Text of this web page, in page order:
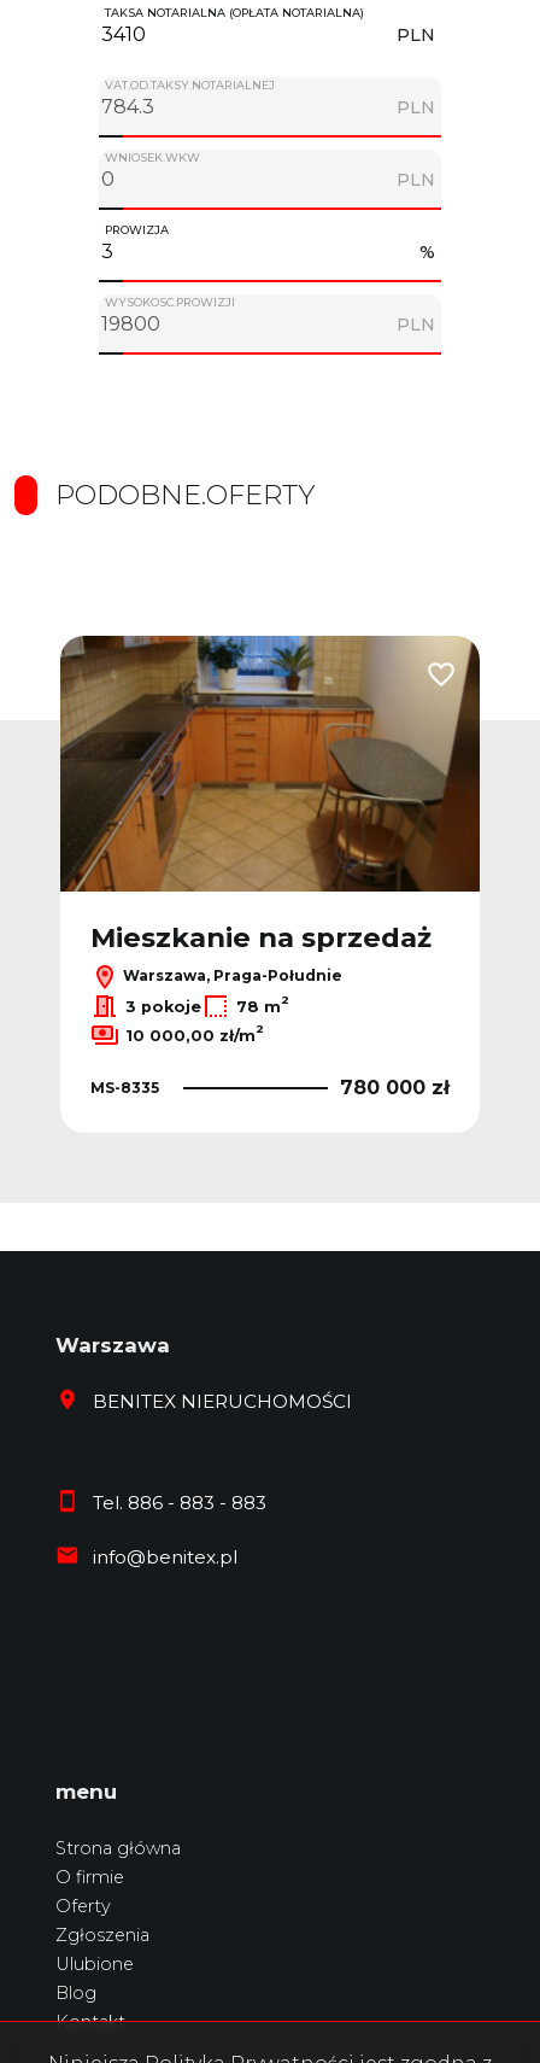
TAKSA NOTARIALNA (OPŁATA NOTARIALNA)
PLN
VAT.OD.TAKSY.NOTARIALNEJ
PLN
WNIOSEK.WKW
PLN
PROWIZJA
%
WYSOKOSC.PROWIZJI
PLN
PODOBNE.OFERTY
Dodaj do ulubionych Dodaj do
Mieszkanie na sprzedaż
Warszawa, Praga-Południe
3 pokoje
78 m2
10 000,00 zł/m2
MS-8335 780 000 zł
Warszawa
BENITEX NIERUCHOMOŚCI
Tel. 886 - 883 - 883
info@benitex.pl
menu
Strona główna
O firmie
Oferty
Zgłoszenia
Ulubione
Blog
Kontakt